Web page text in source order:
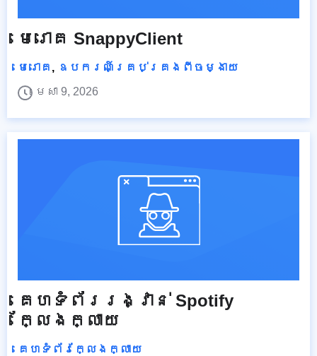
មេរោគ SnappyClient
មេរោគ , ឧបករណ៍គ្រប់គ្រងពីចម្ងាយ
មេសា 9, 2026
គេហទំព័ររង្វាន់ Spotify
ក្លែងក្លាយ
គេហទំព័រក្លែងក្លាយ